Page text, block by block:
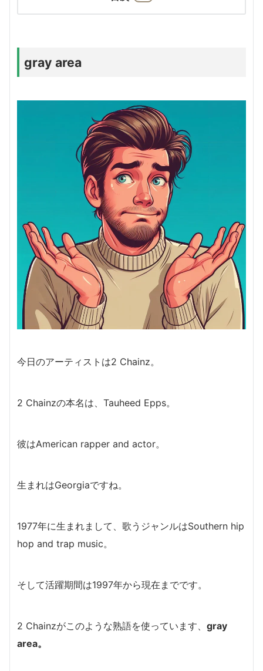
gray area
今日のアーティストは2 Chainz。
2 Chainzの本名は、Tauheed Epps。
彼はAmerican rapper and actor。
生まれはGeorgiaですね。
1977年に生まれまして、歌うジャンルはSouthern hip
hop and trap music。
そして活躍期間は1997年から現在までです。
2 Chainzがこのような熟語を使っています、 gray
area。